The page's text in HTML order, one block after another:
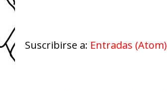
Suscribirse a: Entradas (Atom)